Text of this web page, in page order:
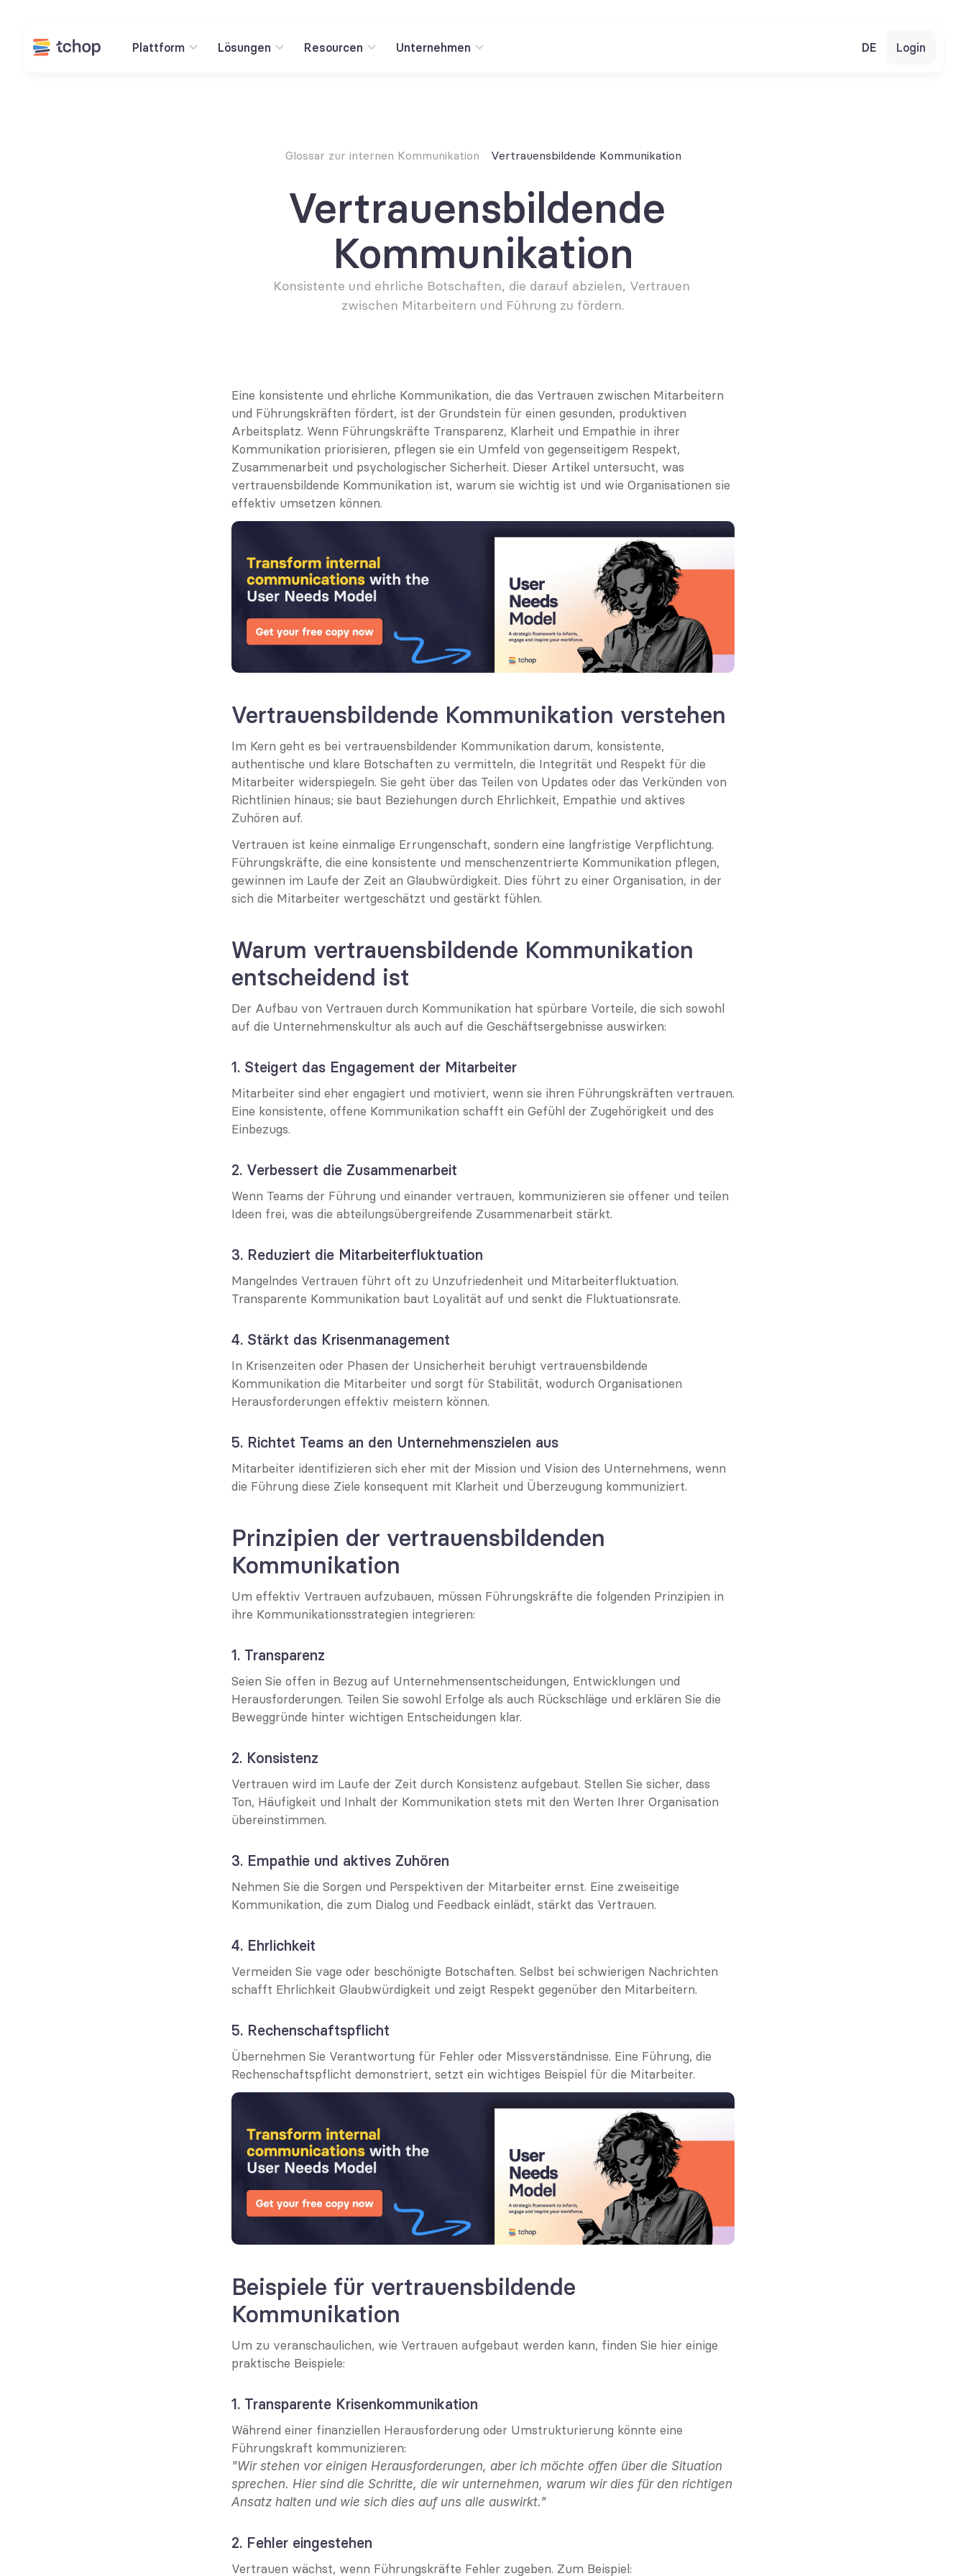
Plattform Lösungen Resourcen Unternehmen DE Login
Glossar zur internen Kommunikation Vertrauensbildende Kommunikation
Vertrauensbildende
Kommunikation
Konsistente und ehrliche Botschaften, die darauf abzielen, Vertrauen
zwischen Mitarbeitern und Führung zu fördern.
Eine konsistente und ehrliche Kommunikation, die das Vertrauen zwischen Mitarbeitern
und Führungskräften fördert, ist der Grundstein für einen gesunden, produktiven
Arbeitsplatz. Wenn Führungskräfte Transparenz, Klarheit und Empathie in ihrer
Kommunikation priorisieren, pflegen sie ein Umfeld von gegenseitigem Respekt,
Zusammenarbeit und psychologischer Sicherheit. Dieser Artikel untersucht, was
vertrauensbildende Kommunikation ist, warum sie wichtig ist und wie Organisationen sie
effektiv umsetzen können.
Vertrauensbildende Kommunikation verstehen
Im Kern geht es bei vertrauensbildender Kommunikation darum, konsistente,
authentische und klare Botschaften zu vermitteln, die Integrität und Respekt für die
Mitarbeiter widerspiegeln. Sie geht über das Teilen von Updates oder das Verkünden von
Richtlinien hinaus; sie baut Beziehungen durch Ehrlichkeit, Empathie und aktives
Zuhören auf.
Vertrauen ist keine einmalige Errungenschaft, sondern eine langfristige Verpflichtung.
Führungskräfte, die eine konsistente und menschenzentrierte Kommunikation pflegen,
gewinnen im Laufe der Zeit an Glaubwürdigkeit. Dies führt zu einer Organisation, in der
sich die Mitarbeiter wertgeschätzt und gestärkt fühlen.
Warum vertrauensbildende Kommunikation
entscheidend ist
Der Aufbau von Vertrauen durch Kommunikation hat spürbare Vorteile, die sich sowohl
auf die Unternehmenskultur als auch auf die Geschäftsergebnisse auswirken:
1. Steigert das Engagement der Mitarbeiter
Mitarbeiter sind eher engagiert und motiviert, wenn sie ihren Führungskräften vertrauen.
Eine konsistente, offene Kommunikation schafft ein Gefühl der Zugehörigkeit und des
Einbezugs.
2. Verbessert die Zusammenarbeit
Wenn Teams der Führung und einander vertrauen, kommunizieren sie offener und teilen
Ideen frei, was die abteilungsübergreifende Zusammenarbeit stärkt.
3. Reduziert die Mitarbeiterfluktuation
Mangelndes Vertrauen führt oft zu Unzufriedenheit und Mitarbeiterfluktuation.
Transparente Kommunikation baut Loyalität auf und senkt die Fluktuationsrate.
4. Stärkt das Krisenmanagement
In Krisenzeiten oder Phasen der Unsicherheit beruhigt vertrauensbildende
Kommunikation die Mitarbeiter und sorgt für Stabilität, wodurch Organisationen
Herausforderungen effektiv meistern können.
5. Richtet Teams an den Unternehmenszielen aus
Mitarbeiter identifizieren sich eher mit der Mission und Vision des Unternehmens, wenn
die Führung diese Ziele konsequent mit Klarheit und Überzeugung kommuniziert.
Prinzipien der vertrauensbildenden
Kommunikation
Um effektiv Vertrauen aufzubauen, müssen Führungskräfte die folgenden Prinzipien in
ihre Kommunikationsstrategien integrieren:
1. Transparenz
Seien Sie offen in Bezug auf Unternehmensentscheidungen, Entwicklungen und
Herausforderungen. Teilen Sie sowohl Erfolge als auch Rückschläge und erklären Sie die
Beweggründe hinter wichtigen Entscheidungen klar.
2. Konsistenz
Vertrauen wird im Laufe der Zeit durch Konsistenz aufgebaut. Stellen Sie sicher, dass
Ton, Häufigkeit und Inhalt der Kommunikation stets mit den Werten Ihrer Organisation
übereinstimmen.
3. Empathie und aktives Zuhören
Nehmen Sie die Sorgen und Perspektiven der Mitarbeiter ernst. Eine zweiseitige
Kommunikation, die zum Dialog und Feedback einlädt, stärkt das Vertrauen.
4. Ehrlichkeit
Vermeiden Sie vage oder beschönigte Botschaften. Selbst bei schwierigen Nachrichten
schafft Ehrlichkeit Glaubwürdigkeit und zeigt Respekt gegenüber den Mitarbeitern.
5. Rechenschaftspflicht
Übernehmen Sie Verantwortung für Fehler oder Missverständnisse. Eine Führung, die
Rechenschaftspflicht demonstriert, setzt ein wichtiges Beispiel für die Mitarbeiter.
Beispiele für vertrauensbildende
Kommunikation
Um zu veranschaulichen, wie Vertrauen aufgebaut werden kann, finden Sie hier einige
praktische Beispiele:
1. Transparente Krisenkommunikation
Während einer finanziellen Herausforderung oder Umstrukturierung könnte eine
Führungskraft kommunizieren:
"Wir stehen vor einigen Herausforderungen, aber ich möchte offen über die Situation
sprechen. Hier sind die Schritte, die wir unternehmen, warum wir dies für den richtigen
Ansatz halten und wie sich dies auf uns alle auswirkt."
2. Fehler eingestehen
Vertrauen wächst, wenn Führungskräfte Fehler zugeben. Zum Beispiel: